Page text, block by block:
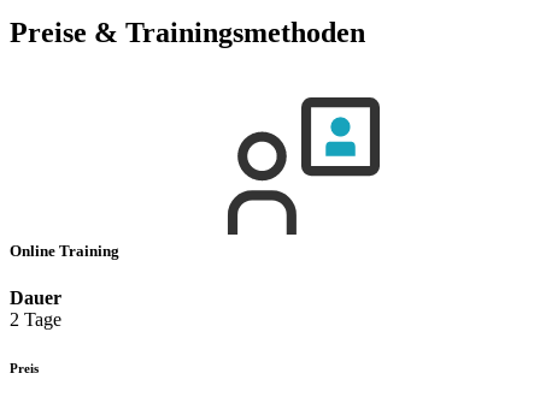
Preise & Trainingsmethoden
Online Training
Dauer
2 Tage
Preis